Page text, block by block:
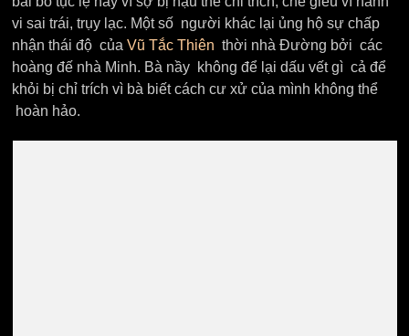
vi sai trái, trụy lạc. Một số người khác lại ủng hộ sự chấp
nhận thái độ của Vũ Tắc Thiên thời nhà Đường bởi các
hoàng đế nhà Minh. Bà nầy không để lại dấu vết gì cả để
khỏi bị chỉ trích vì bà biết cách cư xử của mình không thể
hoàn hảo.